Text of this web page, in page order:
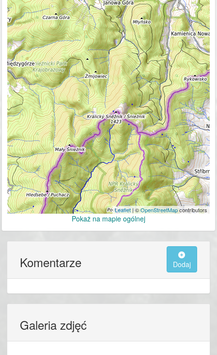
Leaflet| ©OpenStreetMapcontributors
Pokaż na mapie ogólnej
Komentarze Dodaj
Galeria zdjęć